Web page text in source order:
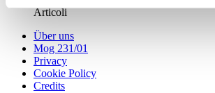
Articoli
Über uns
Mog 231/01
Privacy
Cookie Policy
Credits